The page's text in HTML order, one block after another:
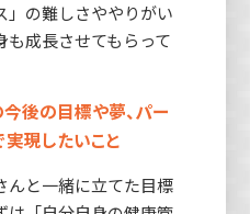
」の難しさややりがい
も成長させてもらって
後の目標や夢、パー
現したいこと
んと一緒に立てた目標